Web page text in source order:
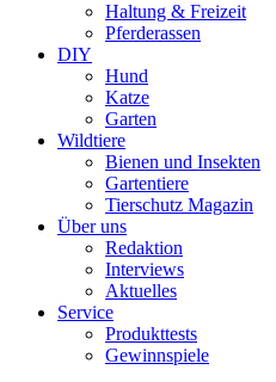
Haltung & Freizeit
Pferderassen
DIY
Hund
Katze
Garten
Wildtiere
Bienen und Insekten
Gartentiere
Tierschutz Magazin
Über uns
Redaktion
Interviews
Aktuelles
Service
Produkttests
Gewinnspiele